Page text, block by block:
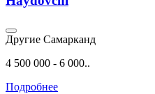
Другие Самарканд
4 500 000 - 6 000..
Подробнее